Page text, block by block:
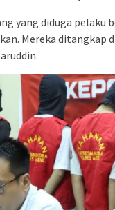
yang diduga
Mereka ditangkap